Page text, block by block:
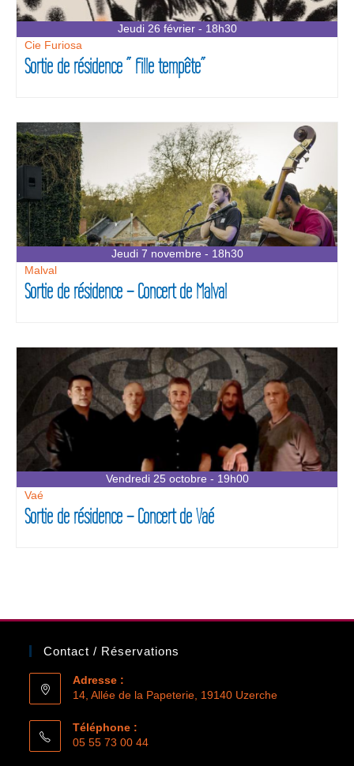
Jeudi 26 février - 18h30
Cie Furiosa
Sortie de résidence ” Fille tempête”
Jeudi 7 novembre - 18h30
Malval
Sortie de résidence – Concert de Malval
Vendredi 25 octobre - 19h00
Vaé
Sortie de résidence – Concert de Vaé
Contact / Réservations
Adresse :
14, Allée de la Papeterie, 19140 Uzerche
Téléphone :
05 55 73 00 44